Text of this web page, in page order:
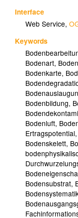
Interface
Web Service,
Keywords
Bodenart,
Bodenkarte,
Bodenbildung,
Bodenluft,
Ertragspotential
Bodenskelett,
Bodensubstrat,